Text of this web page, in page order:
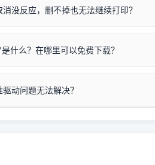
、G3860等属于同系列，官方驱动名
各种打印机驱动。本站提供的驱动都是站
线/WiFi的图标或按键；
直接将其配置为网络打印模式。如果没
器"硬件可直接将传统USB打印机升级为独
系统位数与架构类型。
观、快速地查看到当前的操作系统版本
的电脑是搭载骁龙处理器的超薄本、
联系官方寻求专门的 ARM 专用驱动
没反应，删不掉也无法继续打印？
进入左侧「安装维护」
在系统工具模块下，点击【清空打印任
什么？在哪里可以免费下载？
顽固卡死、无法删除的打印队列；
真实硬件端口；
动问题无法解决？